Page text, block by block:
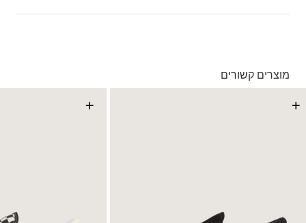
*ייתכנו עיכובים בעקבות עומסים
מוצרים קשורים
+
+